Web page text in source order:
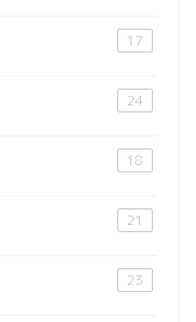
17
24
18
21
23